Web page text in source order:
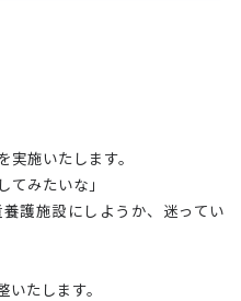
施いたします。
てみたいな」
護施設にしようか、迷ってい
たします。